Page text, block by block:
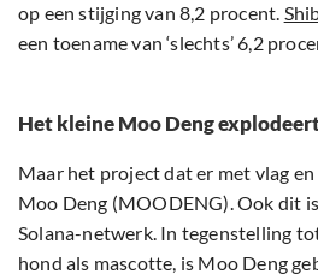
op een stijging van 8,2 procent.
een toename van ‘slechts’ 6,2
Het kleine Moo Deng
Maar het project dat er met vlag
Moo Deng (MOODENG). Ook dit
Solana-netwerk. In tegenstelling
hond als mascotte, is Moo Deng